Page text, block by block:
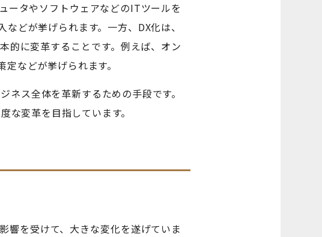
ータやソフトウェアなどのITツールを
どが挙げられます。一方、DX化は、
的に変革することです。例えば、オン
などが挙げられます。
ス全体を革新するための手段です。
変革を目指しています。
響を受けて、大きな変化を遂げていま